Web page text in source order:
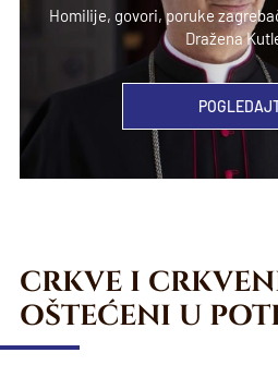
Homilije, govori, poruke
Dražena
CRKVE I
OŠTEĆENI U